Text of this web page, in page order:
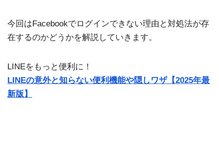
今回はFacebookでログインできない理由と対処法が存
在するのかどうかを解説していきます。
LINEをもっと便利に！
LINEの意外と知らない便利機能や隠しワザ【2025年最
新版】